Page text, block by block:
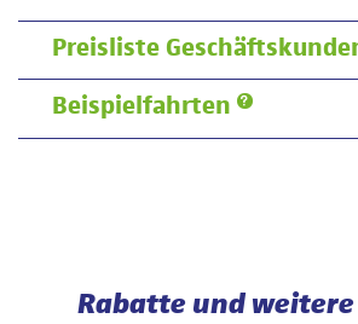
Preisliste
Beispielfahrten
Rabatte und